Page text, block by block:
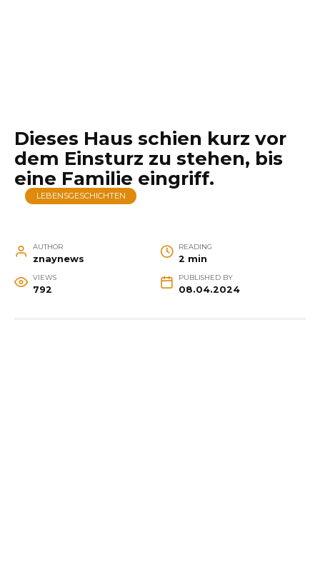
Dieses Haus schien kurz vor
dem Einsturz zu stehen, bis
eine Familie eingriff.
LEBENSGESCHICHTEN
AUTHOR
znaynews
READING
2 min
VIEWS
792
PUBLISHED BY
08.04.2024